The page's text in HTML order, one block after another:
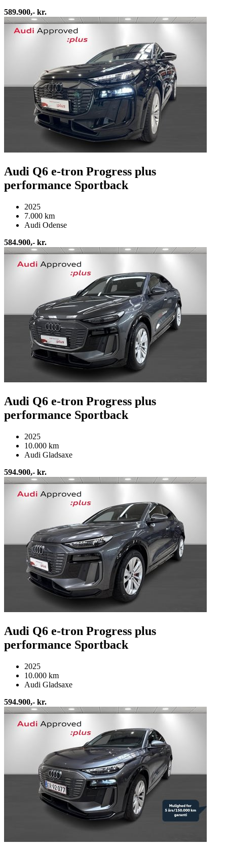
589.900,- kr.
Audi Q6 e-tron Progress plus
performance Sportback
2025
7.000 km
Audi Odense
584.900,- kr.
Audi Q6 e-tron Progress plus
performance Sportback
2025
10.000 km
Audi Gladsaxe
594.900,- kr.
Audi Q6 e-tron Progress plus
performance Sportback
2025
10.000 km
Audi Gladsaxe
594.900,- kr.